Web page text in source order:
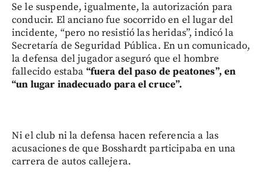
Se le suspende, igualmente, la autorización para
conducir. El anciano fue socorrido en el lugar del
incidente, “pero no resistió las heridas”, indicó la
Secretaría de Seguridad Pública. En un comunicado,
la defensa del jugador aseguró que el hombre
fallecido estaba “fuera del paso de peatones”, en
“un lugar inadecuado para el cruce”.
Ni el club ni la defensa hacen referencia a las
acusaciones de que Bosshardt participaba en una
carrera de autos callejera.